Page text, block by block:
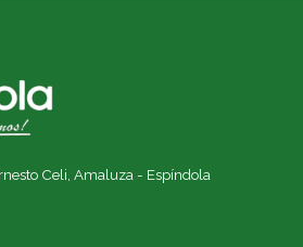
Celi, Amaluza - Espíndola